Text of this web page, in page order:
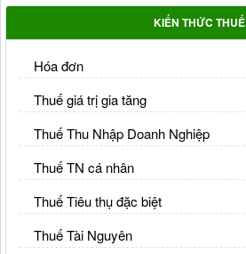
KIẾN THỨC THUẾ
Hóa đơn
Thuế giá trị gia tăng
Thuế Thu Nhập Doanh Nghiệp
Thuế TN cá nhân
Thuế Tiêu thụ đặc biệt
Thuế Tài Nguyên